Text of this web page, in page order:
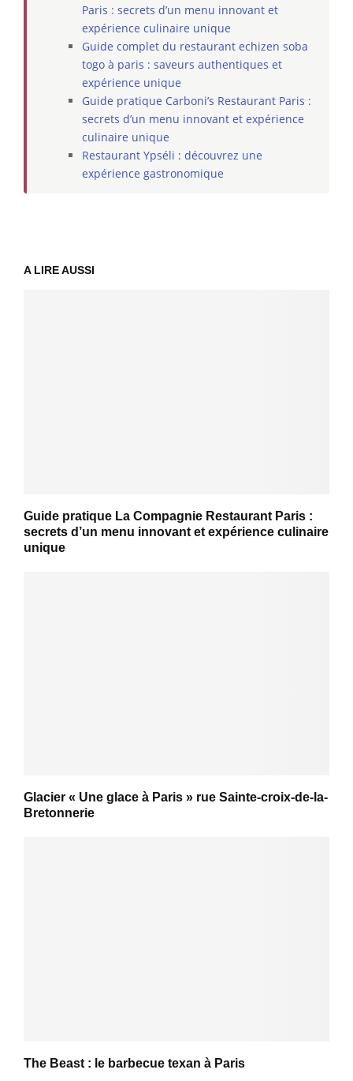
Paris : secrets d’un menu innovant et
expérience culinaire unique
Guide complet du restaurant echizen soba
togo à paris : saveurs authentiques et
expérience unique
Guide pratique Carboni’s Restaurant Paris :
secrets d’un menu innovant et expérience
culinaire unique
Restaurant Ypséli : découvrez une
expérience gastronomique
A LIRE AUSSI
Guide pratique La Compagnie Restaurant Paris :
secrets d’un menu innovant et expérience culinaire
unique
Glacier « Une glace à Paris » rue Sainte-croix-de-la-
Bretonnerie
The Beast : le barbecue texan à Paris